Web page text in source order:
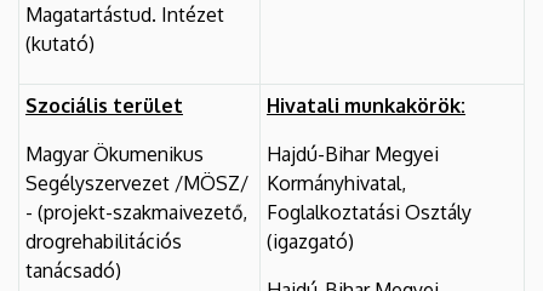
Magatartástud. Intézet
(kutató)
Szociális terület
Magyar Ökumenikus
Segélyszervezet /MÖSZ/
- (projekt-szakmaivezető,
drogrehabilitációs
tanácsadó)
Hivatali munkakörök:
Hajdú-Bihar Megyei
Kormányhivatal,
Foglalkoztatási Osztály
(igazgató)